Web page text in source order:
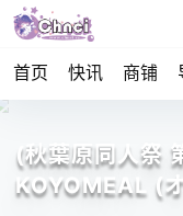
首页 快讯 商铺
(秋葉原同人祭
KOYOMEAL (